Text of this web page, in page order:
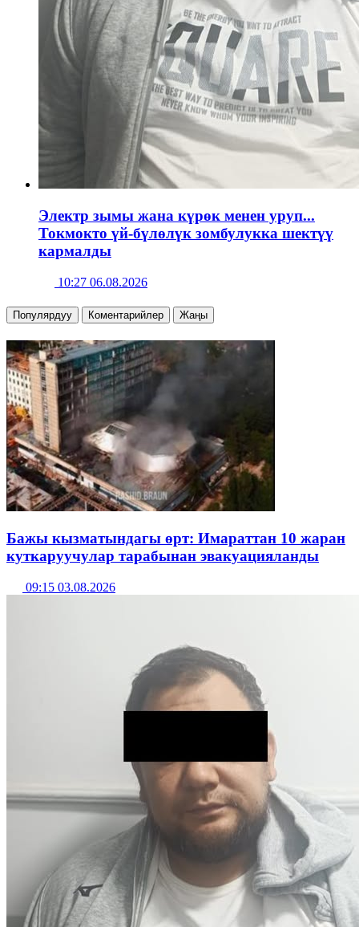
Электр зымы жана күрөк менен уруп...
Токмокто үй-бүлөлүк зомбулукка шектүү
кармалды
10:27 06.08.2026
Популярдуу Коментарийлер Жаңы
Бажы кызматындагы өрт: Имараттан 10 жаран
куткаруучулар тарабынан эвакуацияланды
09:15 03.08.2026